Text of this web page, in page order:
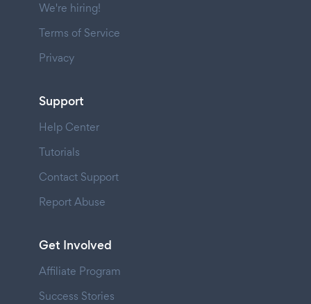
We're hiring!
Terms of Service
Privacy
Support
Help Center
Tutorials
Contact Support
Report Abuse
Get Involved
Affiliate Program
Success Stories